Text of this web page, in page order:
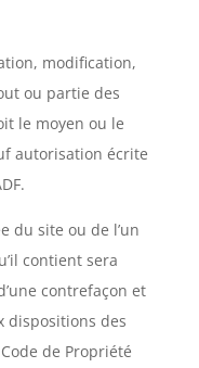
modification,
ou partie des
le moyen ou le
autorisation écrite
du site ou de l’un
contient sera
contrefaçon et
dispositions des
de Propriété